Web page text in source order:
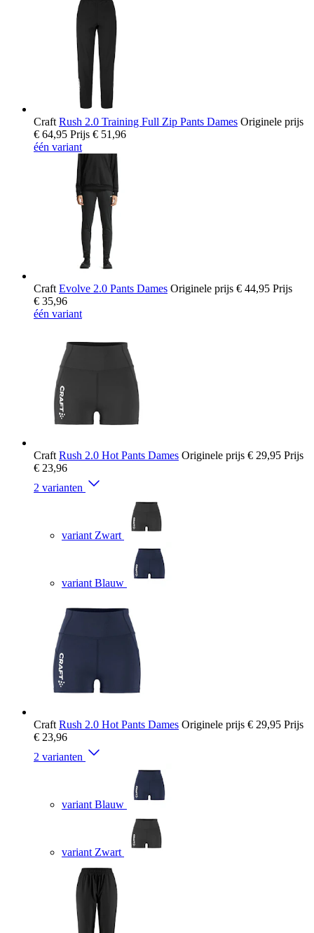
Craft Rush 2.0 Training Full Zip Pants Dames Originele prijs
€ 64,95 Prijs € 51,96
één variant
Craft Evolve 2.0 Pants Dames Originele prijs € 44,95 Prijs
€ 35,96
één variant
Craft Rush 2.0 Hot Pants Dames Originele prijs € 29,95 Prijs
€ 23,96
2 varianten
variant Zwart
variant Blauw
Craft Rush 2.0 Hot Pants Dames Originele prijs € 29,95 Prijs
€ 23,96
2 varianten
variant Blauw
variant Zwart